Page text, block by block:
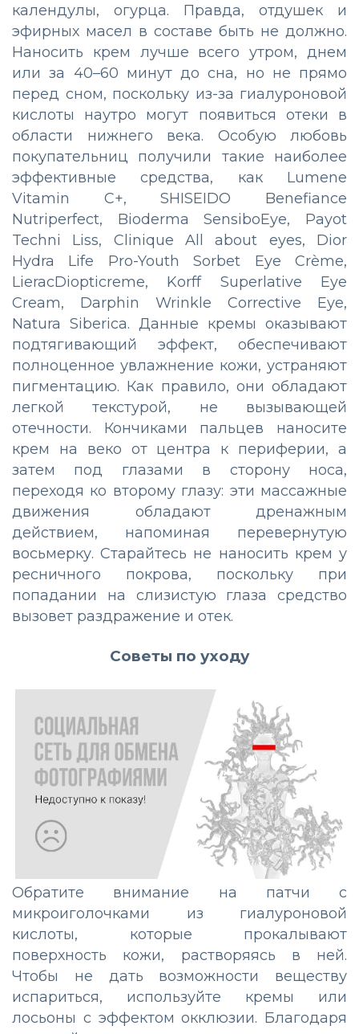
календулы, огурца. Правда, отдушек и
эфирных масел в составе быть не должно.
Наносить крем лучше всего утром, днем
или за 40–60 минут до сна, но не прямо
перед сном, поскольку из-за гиалуроновой
кислоты наутро могут появиться отеки в
области нижнего века. Особую любовь
покупательниц получили такие наиболее
эффективные средства, как Lumene
Vitamin C+, SHISEIDO Benefiance
Nutriperfect, Bioderma SensiboEye, Payot
Techni Liss, Clinique All about eyes, Dior
Hydra Life Pro-Youth Sorbet Eye Crème,
LieracDiopticreme, Korff Superlative Eye
Cream, Darphin Wrinkle Corrective Eye,
Natura Siberica. Данные кремы оказывают
подтягивающий эффект, обеспечивают
полноценное увлажнение кожи, устраняют
пигментацию. Как правило, они обладают
легкой текстурой, не вызывающей
отечности. Кончиками пальцев наносите
крем на веко от центра к периферии, а
затем под глазами в сторону носа,
переходя ко второму глазу: эти массажные
движения обладают дренажным
действием, напоминая перевернутую
восьмерку. Старайтесь не наносить крем у
ресничного покрова, поскольку при
попадании на слизистую глаза средство
вызовет раздражение и отек.
Советы по уходу
Обратите внимание на патчи с
микроиголочками из гиалуроновой
кислоты, которые прокалывают
поверхность кожи, растворяясь в ней.
Чтобы не дать возможности веществу
испариться, используйте кремы или
лосьоны с эффектом окклюзии. Благодаря